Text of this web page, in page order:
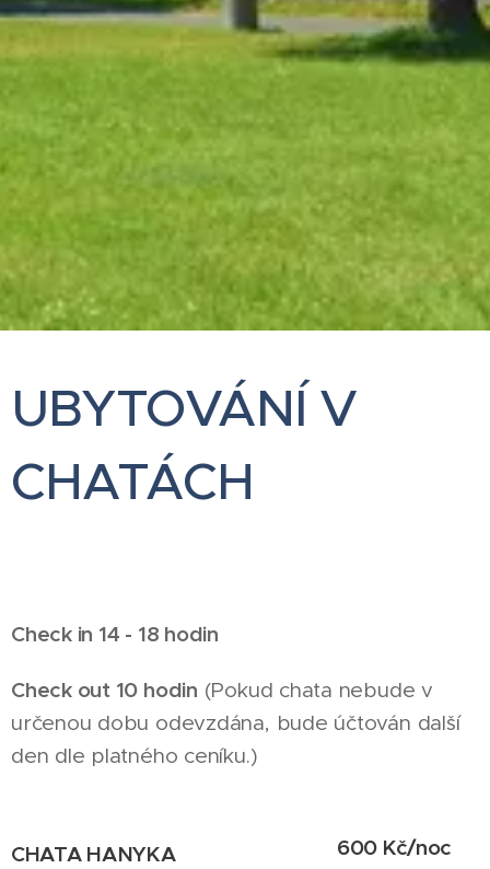
UBYTOVÁNÍ V
CHATÁCH
Check in 14 - 18 hodin
Check out 10 hodin (Pokud chata nebude v
určenou dobu odevzdána, bude účtován další
den dle platného ceníku.)
CHATA HANYKA 600 Kč/noc